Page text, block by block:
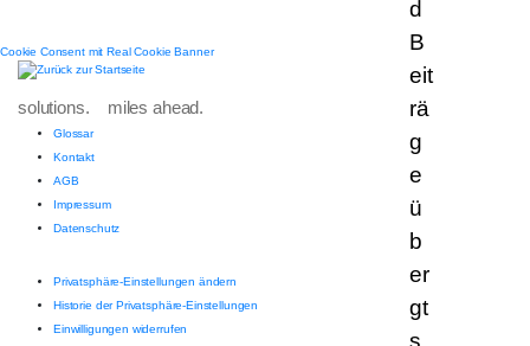
Cookie Consent mit Real Cookie Banner
solutions. miles ahead.
Glossar
Kontakt
AGB
Impressum
Datenschutz
Privatsphäre-Einstellungen ändern
Historie der Privatsphäre-Einstellungen
Einwilligungen widerrufen